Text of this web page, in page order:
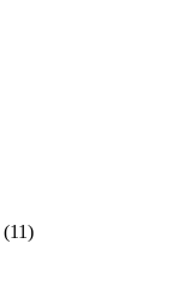
(11)